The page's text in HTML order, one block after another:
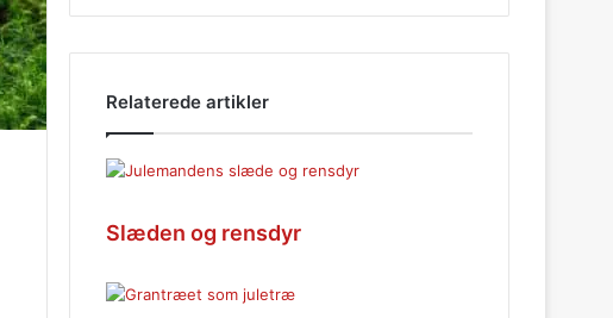
Relaterede artikler
Slæden og rensdyr